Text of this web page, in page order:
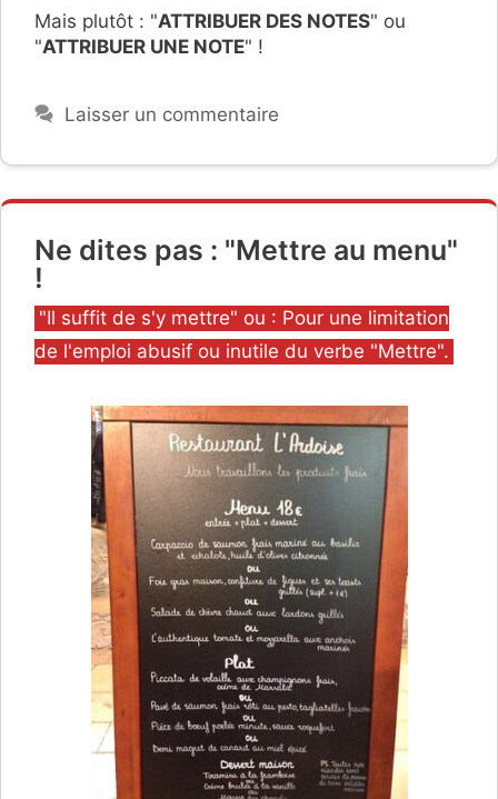
Mais plutôt : "ATTRIBUER DES NOTES" ou
"ATTRIBUER UNE NOTE" !
Laisser un commentaire
Ne dites pas : "Mettre au menu"
!
Catégories
"Il suffit de s'y mettre" ou : Pour une limitation
de l'emploi abusif ou inutile du verbe "Mettre".